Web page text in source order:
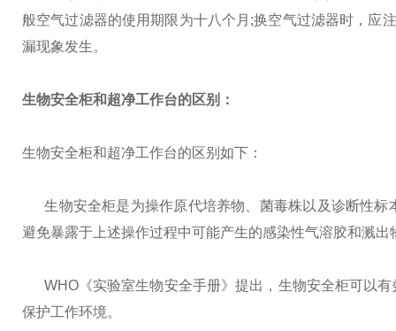
般空气过滤器的使用期限为十八个月;换空气过滤器时，应
漏现象发生。
生物安全柜和超净工作台的区别：
生物安全柜和超净工作台的区别如下：
生物安全柜是为操作原代培养物、菌毒株以及诊断性标
避免暴露于上述操作过程中可能产生的感染性气溶胶和溅出
WHO《实验室生物安全手册》提出，生物安全柜可以有
保护工作环境。